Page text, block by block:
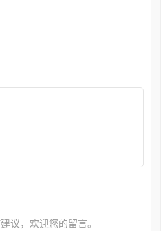
议，欢迎您的留言。